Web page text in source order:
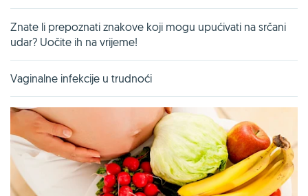
Znate li prepoznati znakove koji mogu upućivati na srčani
udar? Uočite ih na vrijeme!
Vaginalne infekcije u trudnoći